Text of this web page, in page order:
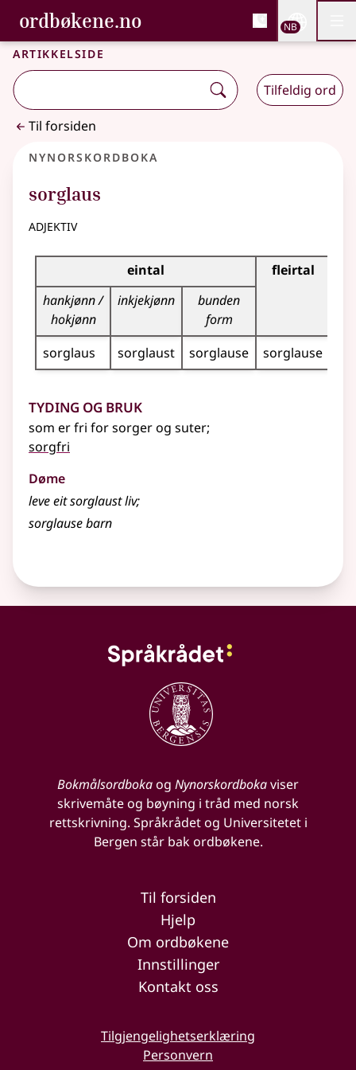
Gå til hovedinnhold
Tilgjengelighet
ordbøkene.no, Bokmålsordboka og
Bokmålsordboka og Nynorskordboka
NB
Artikkelside
Tilfeldig ord
Til forsiden
Nynorskordboka
sorglaus
adjektiv
Bøyningstabell for dette adjektivet
eintal
fleirtal
hankjønn /
hokjønn
inkjekjønn
bunden
form
sorglaus
sorglaust sorglause sorglause
Tyding og bruk
som er fri for sorger og suter;
sorgfri
Døme
leve eit sorglaust liv;
sorglause barn
Bokmålsordbokaog Nynorskordbokaviser
skrivemåte og bøyning i tråd med norsk
rettskrivning. Språkrådet og Universitetet i
Bergen står bak ordbøkene.
Til forsiden
Hjelp
Om ordbøkene
Innstillinger
Kontakt oss
Tilgjengelighetserklæring
Personvern